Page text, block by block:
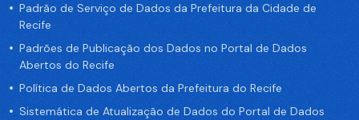
Padrão de Serviço de Dados da Prefeitura da Cidade de
Recife
Padrões de Publicação dos Dados no Portal de Dados
Abertos do Recife
Política de Dados Abertos da Prefeitura do Recife
Sistemática de Atualização de Dados do Portal de Dados